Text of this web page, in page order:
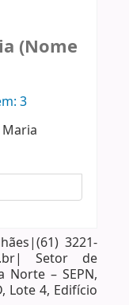
(Nome
3
3221-
Setor de
Norte – SEPN,
Lote 4, Edifício